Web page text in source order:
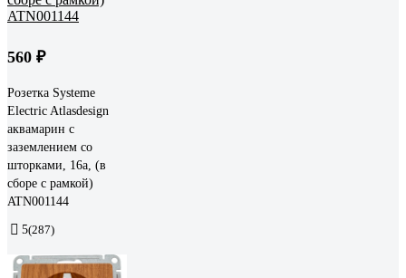
560 ₽
Розетка Systeme
Electric Atlasdesign
аквамарин с
заземлением со
шторками, 16а, (в
сборе с рамкой)
ATN001144
5(287)